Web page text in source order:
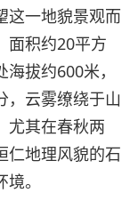
这一地貌景观而
面积约20平方
拔约600米，
，云雾缭绕于山
尤其在春秋两
仁地理风貌的石
。